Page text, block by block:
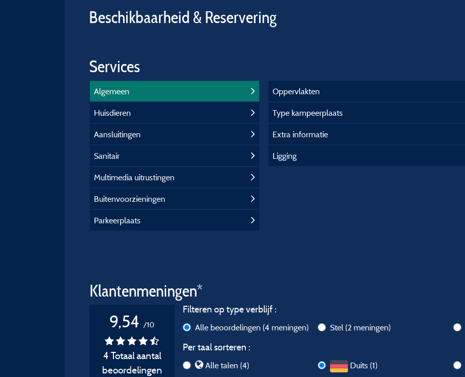
Beschikbaarheid & Reservering
Services
Algemeen
Huisdieren
Aansluitingen
Sanitair
Multimedia uitrustingen
Buitenvoorzieningen
Parkeerplaats
Oppervlakten
Type kampeerplaats
Extra informatie
Ligging
Klantenmeningen*
9,54 /10
4 Totaal aantal
beoordelingen
Filteren op type verblijf :
Alle beoordelingen (4 meningen) Stel(2 meningen)
Per taal sorteren :
Alle talen (4) Duits (1)